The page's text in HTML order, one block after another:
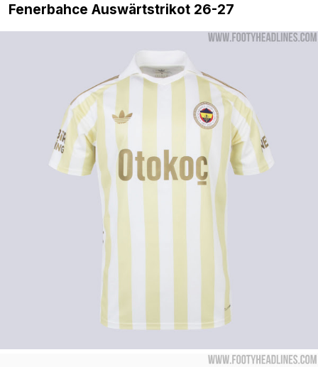
Fenerbahce Auswärtstrikot 26-27